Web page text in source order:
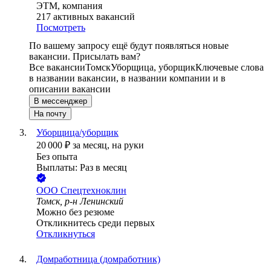
ЭТМ, компания
217 активных вакансий
Посмотреть
По вашему запросу ещё будут появляться новые
вакансии. Присылать вам?
Все вакансииТомскУборщица, уборщикКлючевые слова
в названии вакансии, в названии компании и в
описании вакансии
В мессенджер
На почту
Уборщица/уборщик
20 000 ₽ за месяц, на руки
Без опыта
Выплаты: Раз в месяц
ООО Спецтехноклин
Томск, р-н Ленинский
Можно без резюме
Откликнитесь среди первых
Откликнуться
Домработница (домработник)